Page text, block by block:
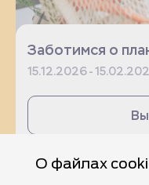
Заботимся о
15.12.2026 -
О файлах